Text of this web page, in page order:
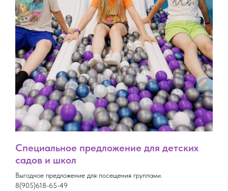
Специальное предложение для детских
садов и школ
Выгодное предложение для посещения группами.
8(905)618-65-49